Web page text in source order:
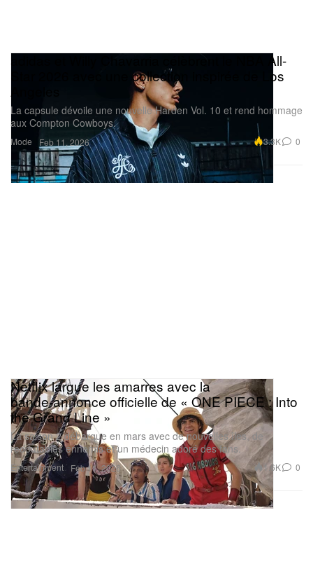
Mode
adidas et Willy Chavarria célèbrent le NBA All-
Star 2026 avec une collection inspirée de Los
Angeles
La capsule dévoile une nouvelle Harden Vol. 10 et rend hommage
aux Compton Cowboys.
Feb 11, 2026 3.3K 0
Entertainment
Netflix largue les amarres avec la
bande‑annonce officielle de « ONE PIECE : Into
the Grand Line »
La saison 2 débarque en mars avec de nouvelles îles, de
redoutables ennemis et un médecin adoré des fans.
Feb 11, 2026 1.6K 0